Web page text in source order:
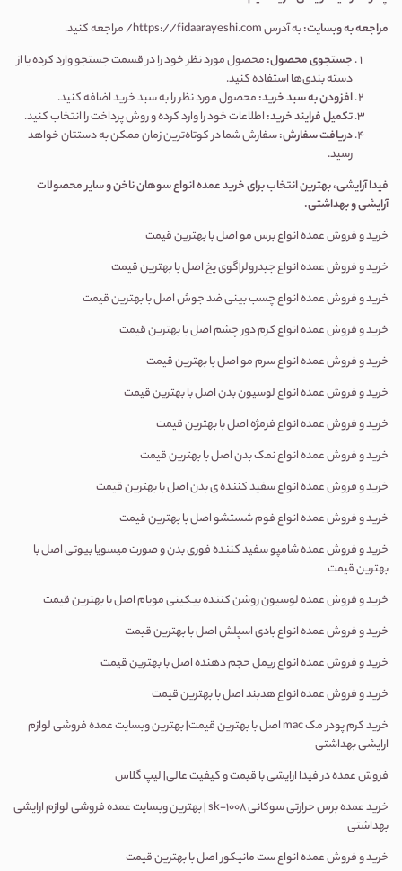
مراجعه به وبسایت:به آدرس https://fidaarayeshi.com/ مراجعه کنید
.
جستجوی محصول:محصول مورد نظر خود را در قسمت جستجو وارد کرده یا از
دسته بندی‌ها استفاده کنید.
افزودن به سبد خرید:محصول مورد نظر را به سبد خرید اضافه کنید.
تکمیل فرایند خرید:اطلاعات خود را وارد کرده و روش پرداخت را انتخاب کنید.
دریافت سفارش:سفارش شما در کوتاه‌ترین زمان ممکن به دستتان خواهد
رسید.
فیدا آرایشی، بهترین انتخاب برای خرید عمده انواع سوهان ناخن و سایر محصولات
آرایشی و بهداشتی.
خرید و فروش عمده انواع برس مو اصل با بهترین قیمت
خرید و فروش عمده انواع جیدرولر|گوی یخ اصل با بهترین قیمت
خرید و فروش عمده انواع چسب بینی ضد جوش اصل با بهترین قیمت
خرید و فروش عمده انواع کرم دور چشم اصل با بهترین قیمت
خرید و فروش عمده انواع سرم مو اصل با بهترین قیمت
خرید و فروش عمده انواع لوسیون بدن اصل با بهترین قیمت
خرید و فروش عمده انواع فرمژه اصل با بهترین قیمت
خرید و فروش عمده انواع نمک بدن اصل با بهترین قیمت
خرید و فروش عمده انواع سفید کننده ی بدن اصل با بهترین قیمت
خرید و فروش عمده انواع فوم شستشو اصل با بهترین قیمت
خرید و فروش عمده شامپو سفید کننده فوری بدن و صورت میسویا بیوتی اصل با
بهترین قیمت
خرید و فروش عمده لوسیون روشن کننده بیکینی مویام اصل با بهترین قیمت
خرید و فروش عمده انواع بادی اسپلش اصل با بهترین قیمت
خرید و فروش عمده انواع ریمل حجم دهنده اصل با بهترین قیمت
خرید و فروش عمده انواع هدبند اصل با بهترین قیمت
خرید کرم پودر مک
اصل با بهترین قیمت| بهترین وبسایت عمده فروشی لوازم
ارایشی بهداشتی
فروش عمده در فیدا ارایشی با قیمت و کیفیت عالی| لیپ گلاس
خرید عمده برس حرارتی سوکانی
بهترین وبسایت عمده فروشی لوازم ارایشی
بهداشتی
خرید و فروش عمده انواع ست مانیکور اصل با بهترین قیمت